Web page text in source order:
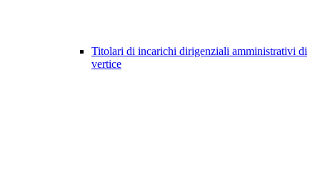
Titolari di incarichi dirigenziali amministrativi di
vertice